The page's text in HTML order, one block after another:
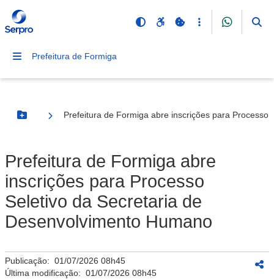
Prefeitura de Formiga
Botão Menu
Prefeitura de Formiga abre inscrições para
Prefeitura de Formiga abre
inscrições para Processo
Seletivo da Secretaria de
Desenvolvimento Humano
Publicação: 01/07/2026 08h45
Última modificação: 01/07/2026 08h45